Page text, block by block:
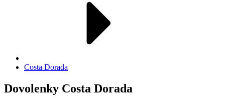
Costa Dorada
Dovolenky Costa Dorada